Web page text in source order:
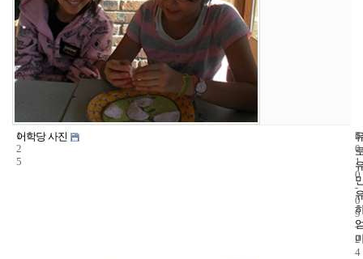
1
2
5
어학당 사진 6
2
0
1
0
-
0
9
-
2
4